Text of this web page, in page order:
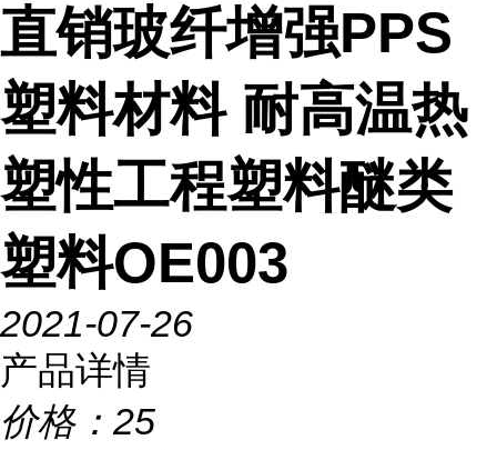
直销玻纤增强PPS
塑料材料 耐高温热
塑性工程塑料醚类
塑料OE003
2021-07-26
产品详情
价格： 25